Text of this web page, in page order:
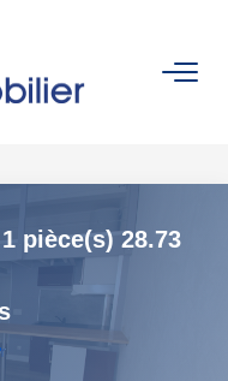
pièce(s) 28.73